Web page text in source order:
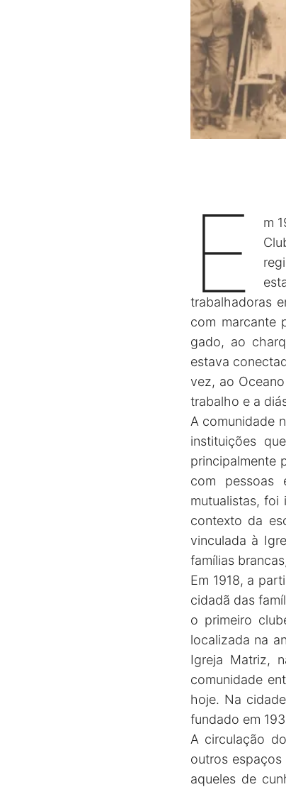
E
m
trabalhadoras
com marcante
gado, ao
estava
vez, ao
trabalho e a
A comunidade
instituições
principalmente
com pessoas
mutualistas, foi
contexto da
vinculada à
famílias
Em 1918, a
cidadã das
o primeiro
localizada na
Igreja Matriz,
comunidade
hoje. Na
fundado em
A circulação
outros
aqueles de